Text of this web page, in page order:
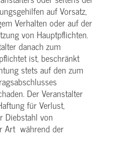
auf Vorsatz,
Verhalten oder auf der
von Hauptpflichten.
danach zum
ist, beschränkt
stets auf den zum
Der Veranstalter
für Verlust,
Diebstahl von
Art während der